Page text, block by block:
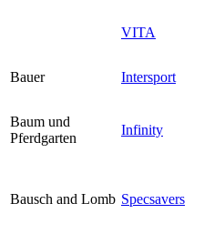
VITA
Bauer
Intersport
Baum und
Pferdgarten
Infinity
Bausch and Lomb Specsavers